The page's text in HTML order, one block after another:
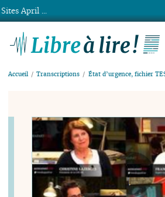
Accueil Transcriptions État d’urgence, fichier
Sites April ...